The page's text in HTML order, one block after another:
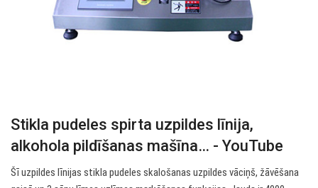
Stikla pudeles spirta uzpildes līnija,
alkohola pildīšanas mašīna… - YouTube
Šī uzpildes līnijas stikla pudeles skalošanas uzpildes vāciņš, žāvēšana